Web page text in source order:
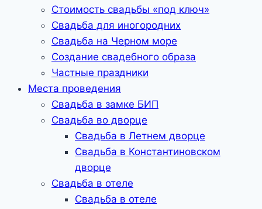
Стоимость свадьбы «под ключ»
Свадьба для иногородних
Свадьба на Черном море
Создание свадебного образа
Частные праздники
Места проведения
Свадьба в замке БИП
Свадьба во дворце
Свадьба в Летнем дворце
Свадьба в Константиновском
дворце
Свадьба в отеле
Свадьба в отеле